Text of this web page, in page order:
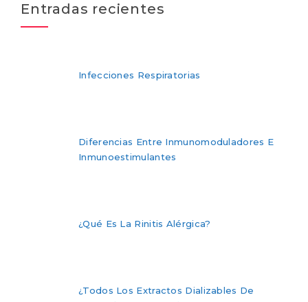
Entradas recientes
Infecciones Respiratorias
Diferencias Entre Inmunomoduladores E
Inmunoestimulantes
¿Qué Es La Rinitis Alérgica?
¿Todos Los Extractos Dializables De